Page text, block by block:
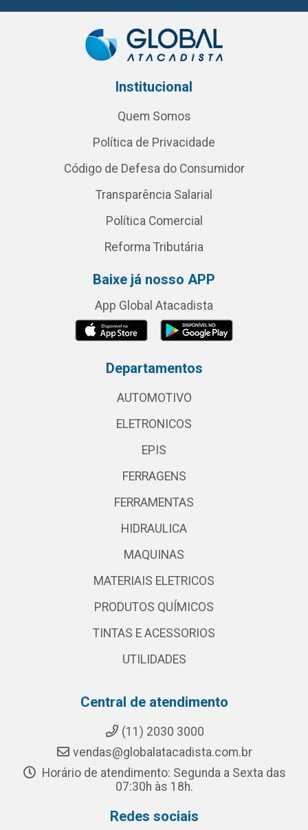
Institucional
Quem Somos
Política de Privacidade
Código de Defesa do Consumidor
Transparência Salarial
Política Comercial
Reforma Tributária
Baixe já nosso APP
App Global Atacadista
Departamentos
AUTOMOTIVO
ELETRONICOS
EPIS
FERRAGENS
FERRAMENTAS
HIDRAULICA
MAQUINAS
MATERIAIS ELETRICOS
PRODUTOS QUÍMICOS
TINTAS E ACESSORIOS
UTILIDADES
Central de atendimento
(11) 2030 3000
vendas@globalatacadista.com.br
Horário de atendimento: Segunda a Sexta das
07:30h às 18h.
Redes sociais